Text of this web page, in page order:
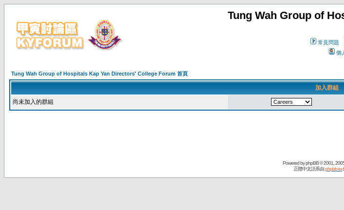
Tung Wah Group of
常見問題
個
Tung Wah Group of Hospitals Kap Yan Directors' College Forum 首頁
加入群組
尚未加入的群組
Powered byphpBB© 2001,
正體中文語系由phpbb-tw